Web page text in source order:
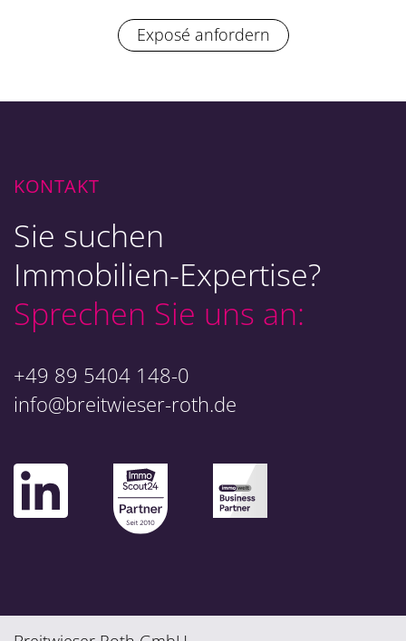
Exposé anfordern
KONTAKT
Sie suchen
Immobilien-Expertise?
Sprechen Sie uns an:
+49 89 5404 148-0
info@breitwieser-roth.de